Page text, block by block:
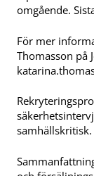
omgående.
För mer
Thomasson på
samhällskritisk.